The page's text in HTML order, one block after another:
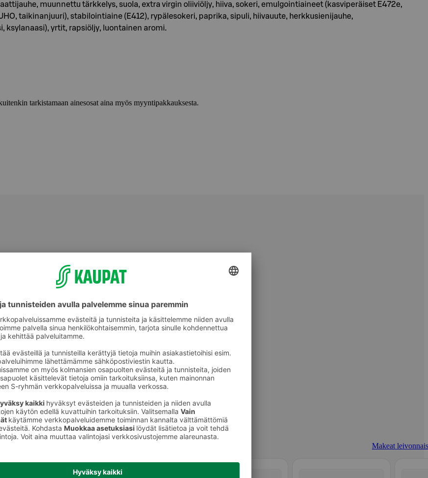
muunnettu tärkkelys, suola, extra virgin oliiviöljy, hiiva, sokeri, emulgointiaineet (kasviperäiset E472e,
taikinanjuuri), stabilointiaine (E412), rypälesokeri, paprika, sipuli, hiivauute, herkkusienijauhe,
ksylanaasi), yrtit, rapsiöljy, luontainen aromi.
tarkistamaan ainesosat aina myös myyntipakkauksesta.
Makeat